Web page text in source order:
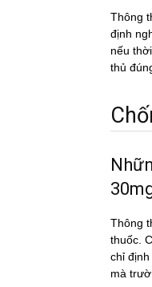
Thông
định
nếu
thủ
Thông
thuốc.
chỉ
mà